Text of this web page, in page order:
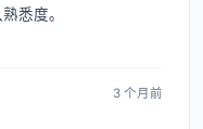
悉度。
3 个月前